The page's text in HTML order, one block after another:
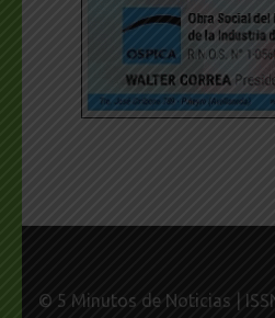
© 5 Minutos de Noticias |